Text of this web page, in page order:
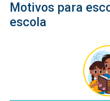
Motivos para
escola